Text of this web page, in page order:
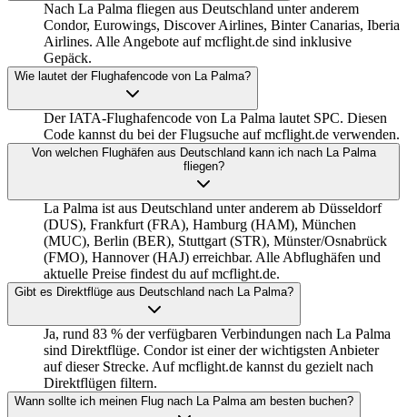
Nach La Palma fliegen aus Deutschland unter anderem
Condor, Eurowings, Discover Airlines, Binter Canarias, Iberia
Airlines. Alle Angebote auf mcflight.de sind inklusive
Gepäck.
Wie lautet der Flughafencode von La Palma?
Der IATA-Flughafencode von La Palma lautet SPC. Diesen
Code kannst du bei der Flugsuche auf mcflight.de verwenden.
Von welchen Flughäfen aus Deutschland kann ich nach La Palma
fliegen?
La Palma ist aus Deutschland unter anderem ab Düsseldorf
(DUS), Frankfurt (FRA), Hamburg (HAM), München
(MUC), Berlin (BER), Stuttgart (STR), Münster/Osnabrück
(FMO), Hannover (HAJ) erreichbar. Alle Abflughäfen und
aktuelle Preise findest du auf mcflight.de.
Gibt es Direktflüge aus Deutschland nach La Palma?
Ja, rund 83 % der verfügbaren Verbindungen nach La Palma
sind Direktflüge. Condor ist einer der wichtigsten Anbieter
auf dieser Strecke. Auf mcflight.de kannst du gezielt nach
Direktflügen filtern.
Wann sollte ich meinen Flug nach La Palma am besten buchen?